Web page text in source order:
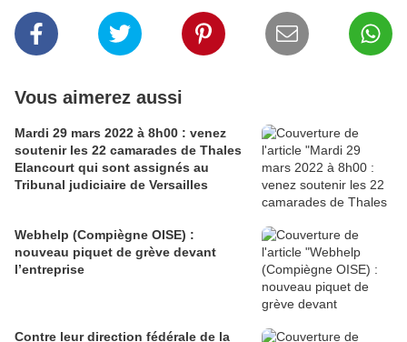
Vous aimerez aussi
Mardi 29 mars 2022 à 8h00 : venez
soutenir les 22 camarades de Thales
Elancourt qui sont assignés au
Tribunal judiciaire de Versailles
Webhelp (Compiègne OISE) :
nouveau piquet de grève devant
l’entreprise
Contre leur direction fédérale de la